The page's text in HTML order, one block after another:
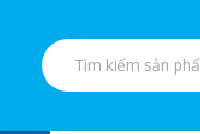
Tìm kiếm sản phẩm